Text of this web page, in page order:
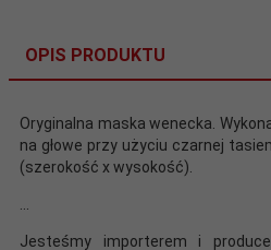
OPIS PRODUKTU
Oryginalna maska wenecka.
na głowe przy użyciu czarnej
(szerokość x wysokość).
Jesteśmy importerem i